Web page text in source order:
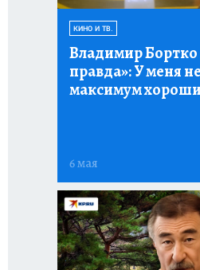
КИНО И ТВ.
Владимир Бортко
правда»:У меня
максимум
6 мая